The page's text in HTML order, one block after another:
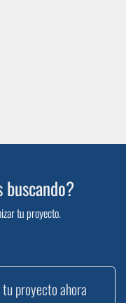
tu proyecto.
proyecto ahora